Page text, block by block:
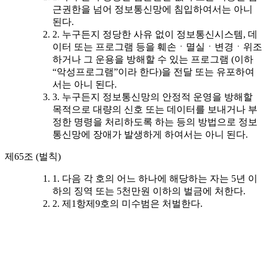
근권한을 넘어 정보통신망에 침입하여서는 아니
된다.
2. 누구든지 정당한 사유 없이 정보통신시스템, 데
이터 또는 프로그램 등을 훼손ㆍ멸실ㆍ변경ㆍ위조
하거나 그 운용을 방해할 수 있는 프로그램 (이하
“악성프로그램”이라 한다)을 전달 또는 유포하여
서는 아니 된다.
3. 누구든지 정보통신망의 안정적 운영을 방해할
목적으로 대량의 신호 또는 데이터를 보내거나 부
정한 명령을 처리하도록 하는 등의 방법으로 정보
통신망에 장애가 발생하게 하여서는 아니 된다.
제65조 (벌칙)
1. 다음 각 호의 어느 하나에 해당하는 자는 5년 이
하의 징역 또는 5천만원 이하의 벌금에 처한다.
2. 제1항제9호의 미수범은 처벌한다.